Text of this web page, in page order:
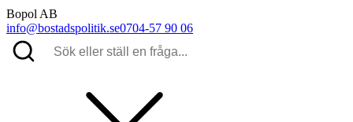
Bopol AB
info@bostadspolitik.se0704-57 90 06